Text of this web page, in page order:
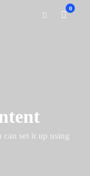
0
can set it up using